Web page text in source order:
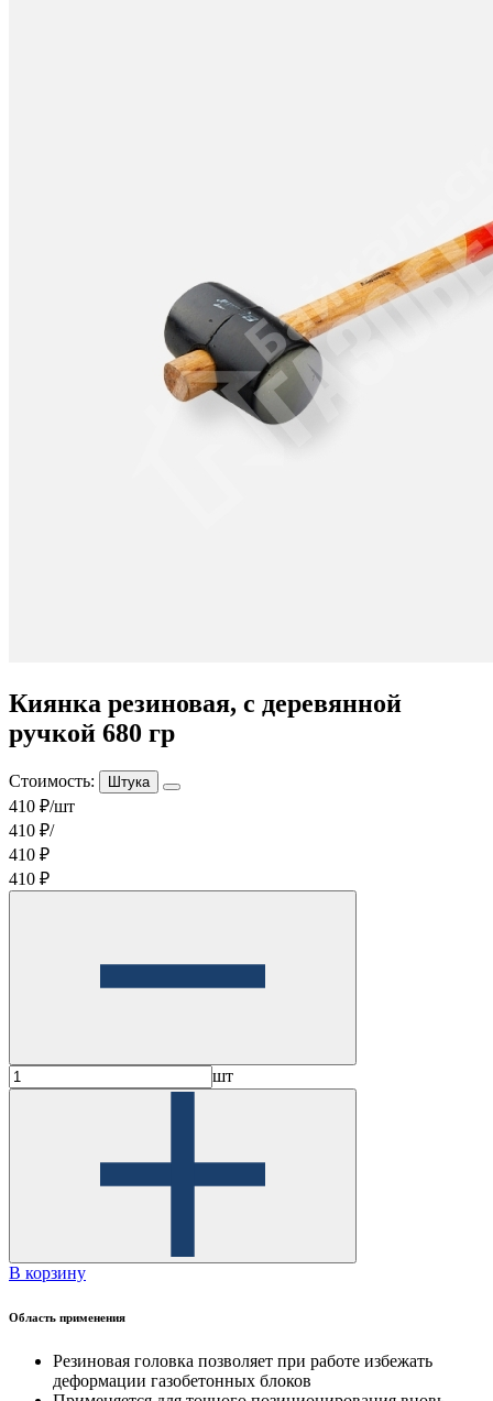
Киянка резиновая, с деревянной
ручкой 680 гр
Стоимость: Штука
410 ₽/шт
410 ₽/
410 ₽
410 ₽
шт
В корзину
Область применения
Резиновая головка позволяет при работе избежать
деформации газобетонных блоков